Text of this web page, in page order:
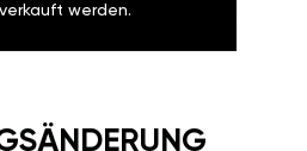
werden.